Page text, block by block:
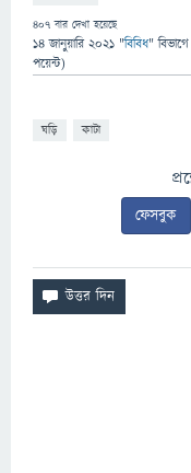
407 বার দেখা হয়েছে
14 জানুয়ারি 2021 "বিবিধ" বিভাগে
পয়েন্ট)
ঘড়ি কাটা
ফেসবুক